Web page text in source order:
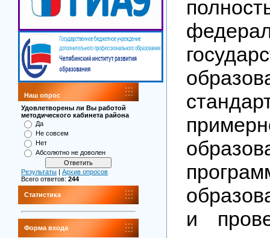
Наш опрос
Удовлетворены ли Вы работой
методического кабинета района
Да
Не совсем
Нет
Абсолютно не доволен
Результаты
Архив опросов
Всего ответов: 244
Статистика
Форма входа
и